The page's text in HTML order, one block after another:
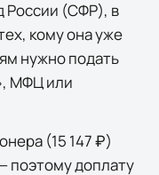
России (СФР), в
кому она уже
нужно подать
, МФЦ или
(15 147 ₽)
поэтому доплату